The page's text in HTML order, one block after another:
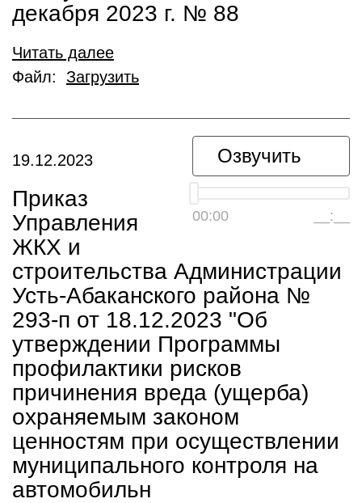
декабря 2023 г. № 88
Читать далее
Файл: Загрузить
Озвучить
00:00 __:__
19.12.2023
Приказ
Управления
ЖКХ и
строительства Администрации
Усть-Абаканского района №
293-п от 18.12.2023 "Об
утверждении Программы
профилактики рисков
причинения вреда (ущерба)
охраняемым законом
ценностям при осуществлении
муниципального контроля на
автомобильн